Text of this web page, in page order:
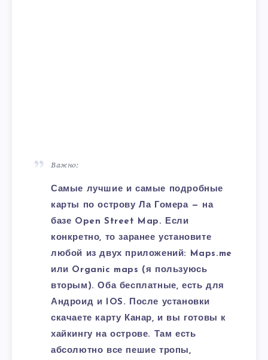
Важно:
Самые лучшие и самые подробные
карты по острову Ла Гомера — на
базе Open Street Map. Если
конкретно, то заранее установите
любой из двух приложений: Maps.me
или Organic maps (я пользуюсь
вторым). Оба бесплатные, есть для
Андроид и IOS. После установки
скачаете карту Канар, и вы готовы к
хайкингу на острове. Там есть
абсолютно все пешие тропы,